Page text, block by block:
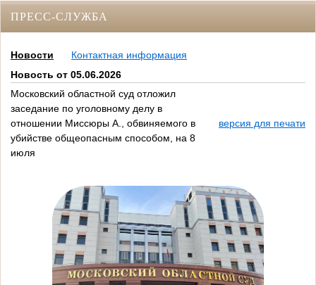
ПРЕСС-СЛУЖБА
Новости
Контактная информация
Новость от 05.06.2026
Московский областной суд отложил
заседание по уголовному делу в
отношении Миссюры А., обвиняемого в
убийстве общеопасным способом, на 8
июля
версия для печати